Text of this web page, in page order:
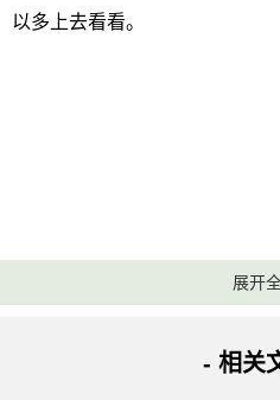
以多上去看看。
展开
- 相关